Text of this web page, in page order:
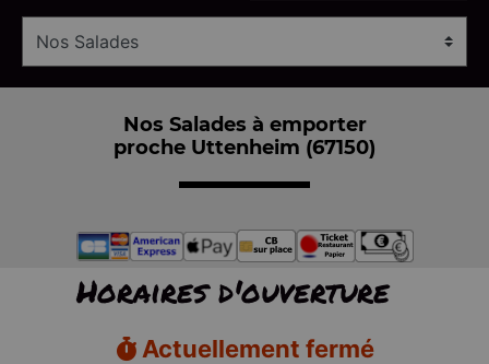
Nos Salades à emporter
proche Uttenheim (67150)
Horaires d'ouverture
Actuellement fermé